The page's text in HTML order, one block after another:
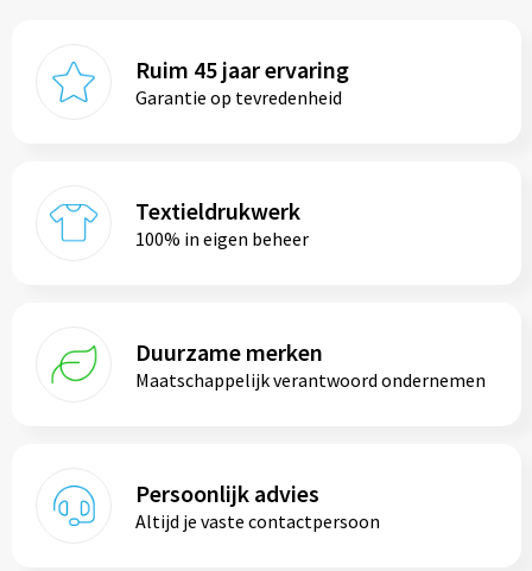
Ruim 45 jaar ervaring
Garantie op tevredenheid
Textieldrukwerk
100% in eigen beheer
Duurzame merken
Maatschappelijk verantwoord ondernemen
Persoonlijk advies
Altijd je vaste contactpersoon